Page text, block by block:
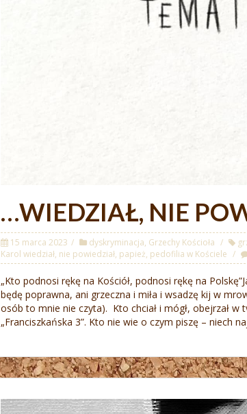
…WIEDZIAŁ, NIE
15 marca 2023 dyskryminacja, Grzechy Kościoła
Karol wiedział, nie powiedział, papież, pedofilia w Kościele
„Kto podnosi rękę na Kościół, podnosi rękę na
będę poprawna, ani grzeczna i miła i wsadzę kij w
osób to mnie nie czyta). Kto chciał i mógł, obejrzał w
„Franciszkańska 3”. Kto nie wie o czym piszę – niech